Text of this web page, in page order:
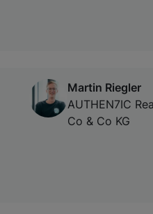
Martin Riegler
AUTHEN7IC
Co & Co KG